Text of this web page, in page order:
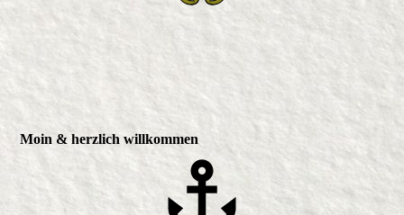
Moin & herzlich willkommen